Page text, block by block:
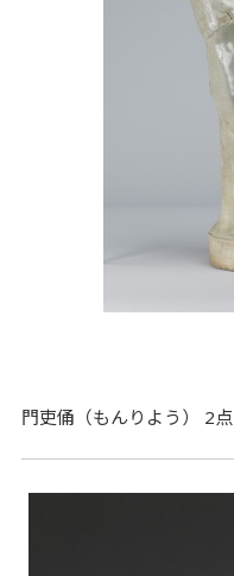
門吏俑（もんりよう） 2点